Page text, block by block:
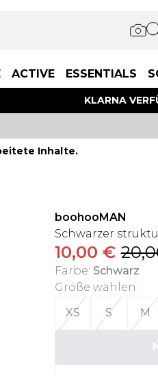
ACTIVE ESSENTIALS
KLARNA
Inhalte.
boohooMAN
Schwarzer
10,00 €
Farbe: Schwarz
Größe wählen:
XS
S M